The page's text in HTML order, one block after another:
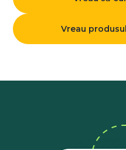
Vreau